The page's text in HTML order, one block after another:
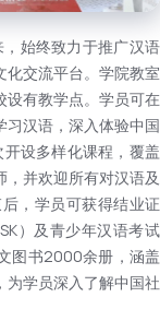
始终致力于推广汉语
化交流平台。学院教室
设有教学点。学员可在
习汉语，深入体验中国
设多样化课程，覆盖
并欢迎所有对汉语及
，学员可获得结业证
）及青少年汉语考试
图书2000余册，涵盖
为学员深入了解中国社